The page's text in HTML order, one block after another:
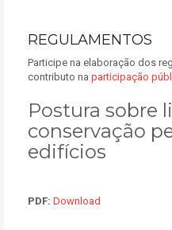
REGULAMENTOS
Participe na elaboração dos
contributo na participação
Postura sobre
conservação
edifícios
PDF: Download